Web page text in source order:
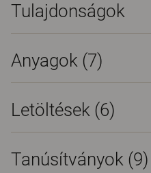
Tulajdonságok
Anyagok (7)
Letöltések (6)
Tanúsítványok (9)